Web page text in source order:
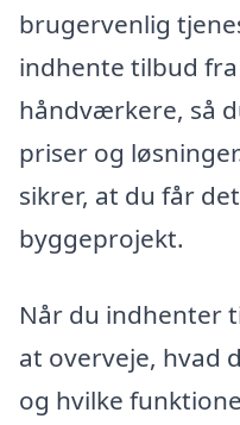
brugervenlig
indhente tilbud
håndværkere, så
priser og
sikrer, at du får
byggeprojekt.
Når du indhenter
at overveje, hvad
og hvilke